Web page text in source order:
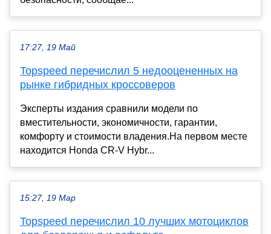
17:27, 19 Май
Topspeed перечислил 5 недооцененных на
рынке гибридных кроссоверов
Эксперты издания сравнили модели по
вместительности, экономичности, гарантии,
комфорту и стоимости владения.На первом месте
находится Honda CR-V Hybr...
15:27, 19 Мар
Topspeed перечислил 10 лучших мотоциклов